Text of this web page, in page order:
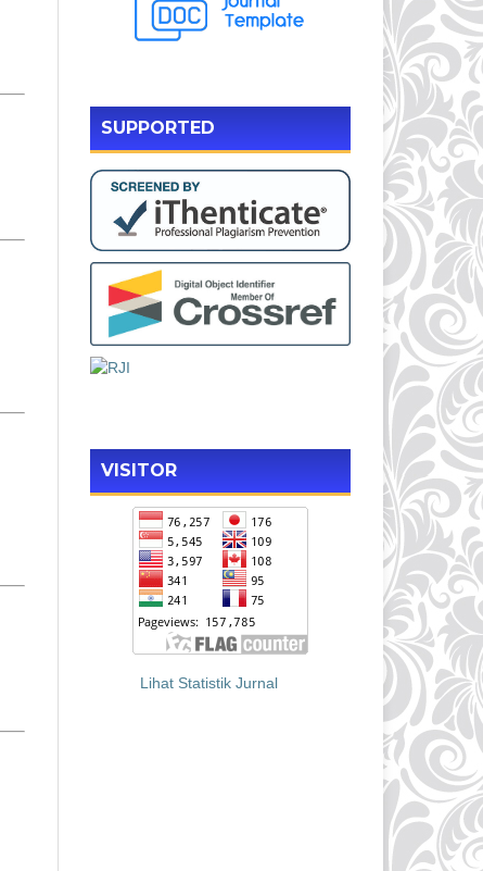
SUPPORTED
VISITOR
Lihat Statistik Jurnal